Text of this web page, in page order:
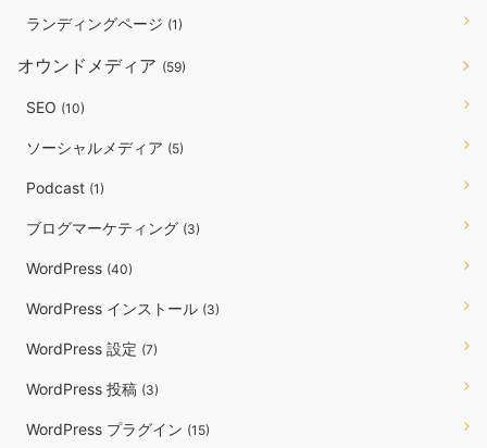
ランディングページ (1)
オウンドメディア (59)
SEO (10)
ソーシャルメディア (5)
Podcast (1)
ブログマーケティング (3)
WordPress (40)
WordPress インストール (3)
WordPress 設定 (7)
WordPress 投稿 (3)
WordPress プラグイン (15)